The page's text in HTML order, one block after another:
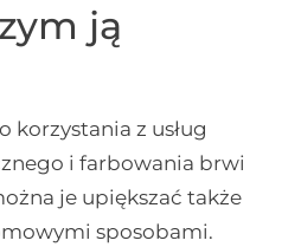
ją
korzystania z usług
i farbowania brwi
je upiększać także
sposobami.